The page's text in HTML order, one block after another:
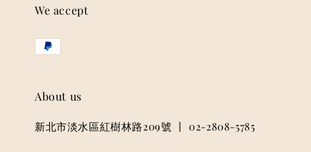
We accept
About us
新北市淡水區紅樹林路209號 丨 02-2808-5785